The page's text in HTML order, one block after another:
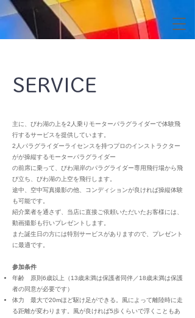
SERVICE
主に、びわ湖の上を2人乗りモーターパラグライダーで体験飛
行するサービスを提供しています。
2人パラグライダーライセンスを持つプロのインストラクター
がが操縦するモーターパラグライダー
の前席に乗って、びわ湖岸のパラグライダー専用飛行場から飛
び立ち、びわ湖の上空を飛行します。
途中、空中写真撮影の他、コンディションが良ければ操縦体験
も可能です。
紹介業者を通さず、当店に直接ご依頼いただいたお客様には、
動画撮影も行いプレゼントします。
​また誕生日の方には特別サービスがありますので、プレゼント
に最適です。
参加条件
年齢 原則6歳以上（13歳未満は保護者同伴／18歳未満は保護
者の同意が必要です）
体力 最大で20mほど駆け足ができる。風によって離陸時に走
る距離が変わります。風が良ければ5歩くらいで浮くこともあ